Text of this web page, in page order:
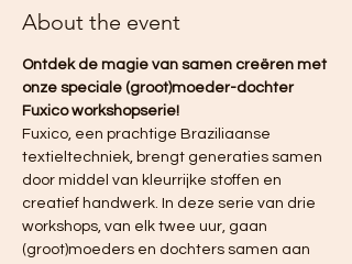
About the event
Ontdek de magie van samen creëren met
onze speciale (groot)moeder-dochter
Fuxico workshopserie!
Fuxico, een prachtige Braziliaanse
textieltechniek, brengt generaties samen
door middel van kleurrijke stoffen en
creatief handwerk. In deze serie van drie
workshops, van elk twee uur, gaan
(groot)moeders en dochters samen aan